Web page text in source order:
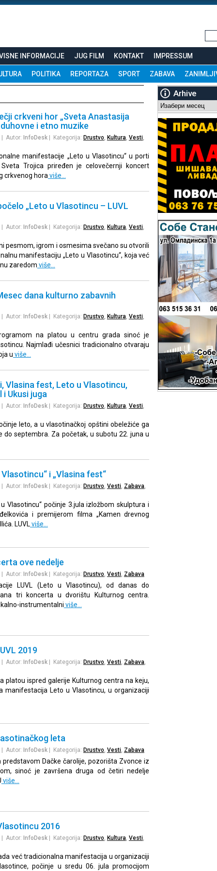
INFORMACIJE JUG FILM KONTAKT IMPRESSUM
POLITIKA REPORTAZA SPORT ZABAVA
crkveni hor „Sveta Anastasija
i etno muzike
| Autor: InfoDesk| Kategorija: Drustvo Kultura, Vesti,
manifestacije „Leto u Vlasotincu“ u porti
Trojica priređen je celovečernji koncert
crkvenog hora više…
„Leto u Vlasotincu – LUVL
| Autor: InfoDesk| Kategorija: Drustvo Kultura, Vesti,
pesmom, igrom i osmesima svečano su otvorili
manifestaciju „Leto u Vlasotincu“, koja već
zaredom više…
dana kulturno zabavnih
| Autor: InfoDesk| Kategorija: Drustvo Kultura, Vesti,
na platou u centru grada sinoć je
Najmlađi učesnici tradicionalno otvaraju
u više…
Vlasina fest, Leto u Vlasotincu,
i Ukusi juga
| Autor: InfoDesk| Kategorija: Drustvo Kultura, Vesti,
leto, a u vlasotinačkoj opštini obeležiće ga
do septembra. Za početak, u subotu 22. juna u
i „Vlasina fest“
| Autor: InfoDesk| Kategorija: Drustvo Vesti, Zabava,
Vlasotincu“ počinje 3.jula izložbom skulptura i
i premijerom filma „Kamen drevnog
LUVL više…
ove nedelje
| Autor: InfoDesk| Kategorija: Drustvo, Vesti, Zabava
LUVL (Leto u Vlasotincu), od danas do
tri koncerta u dvorištu Kulturnog centra.
instrumentalni više…
2019
| Autor: InfoDesk| Kategorija: Drustvo, Vesti, Zabava,
platou ispred galerije Kulturnog centra na keju,
manifestacija Leto u Vlasotincu, u organizaciji
leta
| Autor: InfoDesk| Kategorija: Drustvo, Vesti, Zabava
Dačke čarolije, pozorišta Zvonce iz
sinoć je završena druga od četiri nedelje
više…
2016
| Autor: InfoDesk| Kategorija: Drustvo, Kultura, Vesti,
već tradicionalna manifestacija u organizaciji
počinje u sredu 06. jula promocijom
Arhive
Arhive